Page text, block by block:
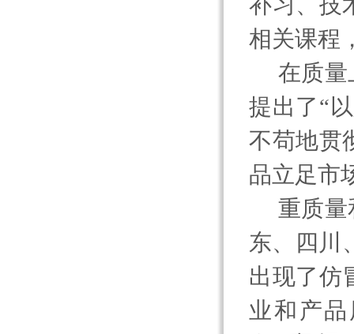
相关课程
在质量
提出了“
不苟地贯
品立足市
重质量
东、四川
出现了仿
业和产